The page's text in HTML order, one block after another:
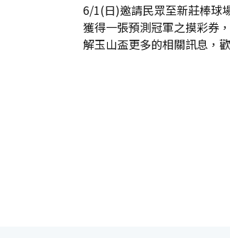
6/1(日)邀請民眾至新莊棒球
獲得一張預測冠軍之摸彩券
解玉山盃更多的相關訊息，